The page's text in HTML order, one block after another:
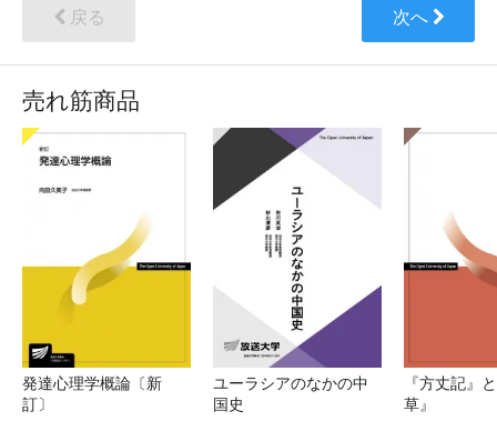
戻る 次へ
売れ筋商品
発達心理学概論〔新
訂〕
ユーラシアのなかの中
国史
『方丈記』
草』